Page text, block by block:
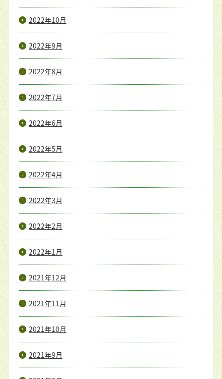
2022年10月
2022年9月
2022年8月
2022年7月
2022年6月
2022年5月
2022年4月
2022年3月
2022年2月
2022年1月
2021年12月
2021年11月
2021年10月
2021年9月